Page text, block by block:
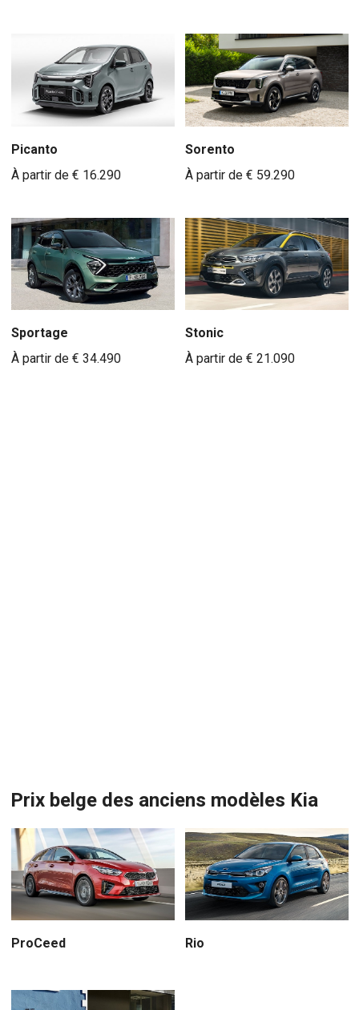
Picanto
À partir de € 16.290
Sorento
À partir de € 59.290
Sportage
À partir de € 34.490
Stonic
À partir de € 21.090
Prix belge des anciens modèles Kia
ProCeed Rio